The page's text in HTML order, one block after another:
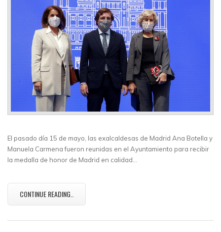
El pasado día 15 de mayo, las exalcaldesas de Madrid Ana Botella y
Manuela Carmena fueron reunidas en el Ayuntamiento para recibir
la medalla de honor de Madrid en calidad…
CONTINUE READING..